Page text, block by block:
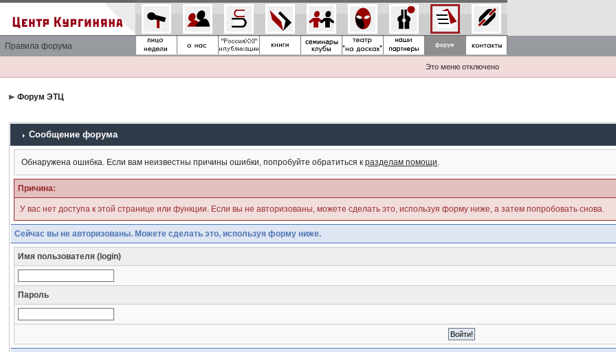
Правила форума
Это меню отключено
Форум ЭТЦ
Сообщение форума
Обнаружена ошибка. Если вам неизвестны причины ошибки, попробуйте обратиться кразделам помощи.
Причина:
У вас нет доступа к этой странице или функции. Если вы не авторизованы, можете сделать это, используя форму ниже, а затем попробовать снова.
Сейчас вы не авторизованы. Можете сделать это, используя форму ниже.
Имя пользователя (login)
Пароль